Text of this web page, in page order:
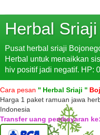
Herbal
Pusat herbal sriaji
Herbal untuk menaikkan
hiv positif jadi negatif. HP:
Cara pesan '' Herbal Sriaji ''
Harga 1 paket ramuan jawa
Indonesia
Transfer uang pembayaran ke: